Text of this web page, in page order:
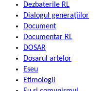
Dezbaterile RL
Dialogul generațiilor
Document
Documentar RL
DOSAR
Dosarul artelor
Eseu
Etimologii